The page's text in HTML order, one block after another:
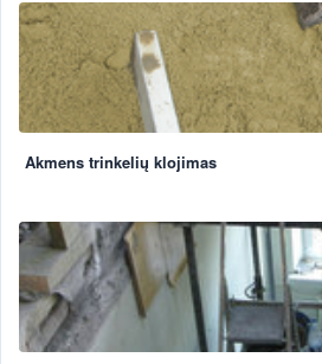
Akmens trinkelių klojimas